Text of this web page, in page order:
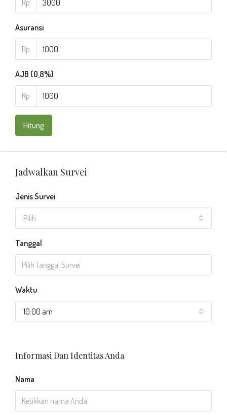
Rp
Asuransi
Rp
AJB (0,8%)
Rp
Hitung
Jadwalkan Survei
Jenis Survei
Pilih
Tanggal
Waktu
10:00 am
Informasi Dan Identitas Anda
Nama